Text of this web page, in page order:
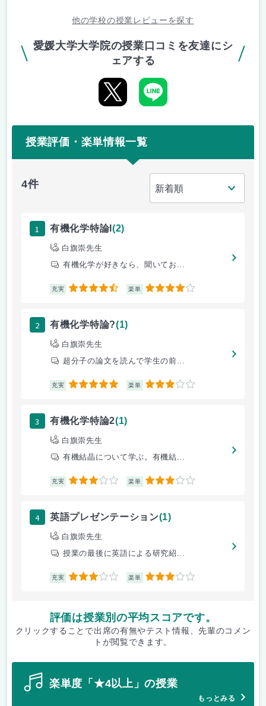
他の学校の授業レビューを探す
愛媛大学大学院の授業口コミを友達にシ
ェアする
授業評価・楽単情報一覧
4件
1 有機化学特論I (2)
白旗崇先生
有機化学が好きなら、聞いてお...
充実 4.5 楽単 4
2 有機化学特論?(1)
白旗崇先生
超分子の論文を読んで学生の前...
充実 5 楽単 3
3 有機化学特論2(1)
白旗崇先生
有機結晶について学ぶ。有機結...
充実 3 楽単 3
4 英語プレゼンテーション(1)
白旗崇先生
授業の最後に英語による研究紹...
充実 3 楽単 3
評価は授業別の平均スコアです。
クリックすることで出席の有無やテスト情報、先輩のコメン
トが閲覧できます。
楽単度「★4以上」の授業
もっとみる